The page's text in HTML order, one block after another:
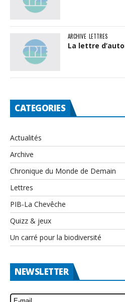
ARCHIVE LETTRES
La lettre
CATEGORIES
Actualités
Archive
Chronique du Monde de Demain
Lettres
PIB-La Chevêche
Quizz & jeux
Un carré pour la biodiversité
NEWSLETTER